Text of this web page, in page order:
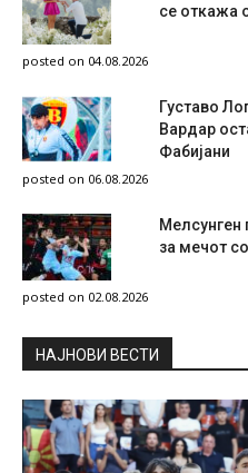
се откажа
posted on 04.08.2026
Густаво
Вардар
Фабијани
posted on 06.08.2026
Мелсунген
за мечот
posted on 02.08.2026
НAЈНОВИ ВЕСТИ